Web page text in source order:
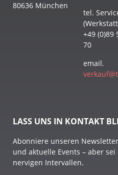
80636 München
tel.
+49 (0)89
70
email.
LASS UNS IN KONTAKT
Abonniere unseren
und aktuelle Events – aber
nervigen Intervallen.